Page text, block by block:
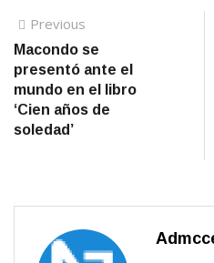
Navegación
de
entradas
Previous
post:
Macondo se
presentó ante el
mundo en el libro
‘Cien años de
soledad’